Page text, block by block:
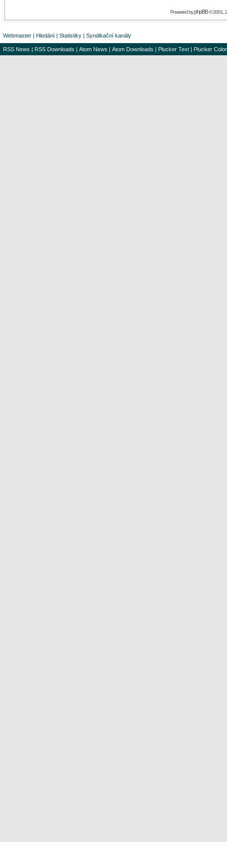
Powered byphpBB© 2001,
Webmaster | Hledání | Statistiky | Syndikační kanály
RSS News | RSS Downloads | Atom News | Atom Downloads | Plucker Text | Plucker Color